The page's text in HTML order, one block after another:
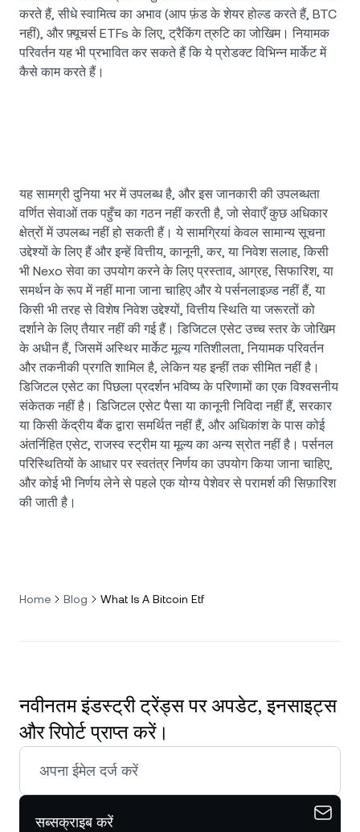
करते हैं, सीधे स्वामित्व का अभाव (आप फ़ंड के शेयर होल्ड करते हैं, BTC
नहीं), और फ़्यूचर्स ETFs के लिए, ट्रैकिंग त्रुटि का जोखिम। नियामक
परिवर्तन यह भी प्रभावित कर सकते हैं कि ये प्रोडक्ट विभिन्न मार्केट में
कैसे काम करते हैं।
यह सामग्री दुनिया भर में उपलब्ध है, और इस जानकारी की उपलब्धता
वर्णित सेवाओं तक पहुँच का गठन नहीं करती है, जो सेवाएँ कुछ अधिकार
क्षेत्रों में उपलब्ध नहीं हो सकती हैं। ये सामग्रियां केवल सामान्य सूचना
उद्देश्यों के लिए हैं और इन्हें वित्तीय, कानूनी, कर, या निवेश सलाह, किसी
भी Nexo सेवा का उपयोग करने के लिए प्रस्ताव, आग्रह, सिफारिश, या
समर्थन के रूप में नहीं माना जाना चाहिए और ये पर्सनलाइज़्ड नहीं हैं, या
किसी भी तरह से विशेष निवेश उद्देश्यों, वित्तीय स्थिति या जरूरतों को
दर्शाने के लिए तैयार नहीं की गई हैं। डिजिटल एसेट उच्च स्तर के जोखिम
के अधीन हैं, जिसमें अस्थिर मार्केट मूल्य गतिशीलता, नियामक परिवर्तन
और तकनीकी प्रगति शामिल है, लेकिन यह इन्हीं तक सीमित नहीं है।
डिजिटल एसेट का पिछला प्रदर्शन भविष्य के परिणामों का एक विश्वसनीय
संकेतक नहीं है। डिजिटल एसेट पैसा या कानूनी निविदा नहीं हैं, सरकार
या किसी केंद्रीय बैंक द्वारा समर्थित नहीं हैं, और अधिकांश के पास कोई
अंतर्निहित एसेट, राजस्व स्ट्रीम या मूल्य का अन्य स्रोत नहीं है। पर्सनल
परिस्थितियों के आधार पर स्वतंत्र निर्णय का उपयोग किया जाना चाहिए,
और कोई भी निर्णय लेने से पहले एक योग्य पेशेवर से परामर्श की सिफ़ारिश
की जाती है।
Home Blog What Is A Bitcoin Etf
नवीनतम इंडस्ट्री ट्रेंड्स पर अपडेट, इनसाइट्स
और रिपोर्ट प्राप्त करें।
सब्सक्राइब करें